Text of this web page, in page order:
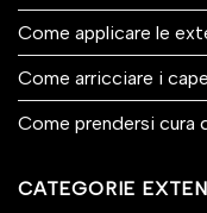
Come applicare le
Come arricciare i
Come prendersi cura
CATEGORIE